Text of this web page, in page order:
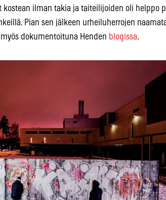
kostean ilman takia ja taiteilijoiden oli helppo
Pian sen jälkeen urheiluherrojen
myös dokumentoituna Henden blogissa.